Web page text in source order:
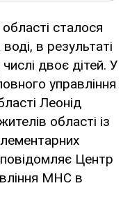
сталося
в результаті
двоє дітей. У
управління
Леонід
області із
Центр
МНС в